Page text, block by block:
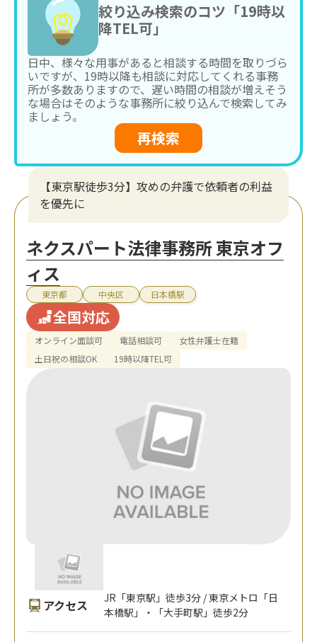
絞り込み検索のコツ「19時以
降TEL可」
日中、様々な用事があると相談する時間を取りづら
いですが、19時以降も相談に対応してくれる事務
所が多数ありますので、遅い時間の相談が増えそう
な場合はそのような事務所に絞り込んで検索してみ
ましょう。
再検索
【東京駅徒歩3分】攻めの弁護で依頼者の利益
を優先に
ネクスパート法律事務所 東京オフ
ィス
東京都 中央区 日本橋駅
全国対応
オンライン面談可 電話相談可
女性弁護士在籍
土日祝の相談OK
19時以降TEL可
アクセス
JR「東京駅」徒歩3分 / 東京メトロ「日
本橋駅」・「大手町駅」徒歩2分